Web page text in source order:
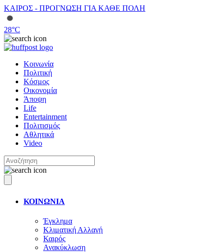
ΚΑΙΡΟΣ - ΠΡΟΓΝΩΣΗ ΓΙΑ ΚΑΘΕ ΠΟΛΗ
28°C
Κοινωνία
Πολιτική
Κόσμος
Οικονομία
Άποψη
Life
Entertainment
Πολιτισμός
Αθλητικά
Video
ΚΟΙΝΩΝΙΑ
Έγκλημα
Κλιματική Αλλαγή
Καιρός
Ανακύκλωση